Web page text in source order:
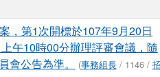
，第1次開標於107年9月20日
午10時00分辦理評審會議，隨
公告為準。
(事務組長/ 1146 / 招